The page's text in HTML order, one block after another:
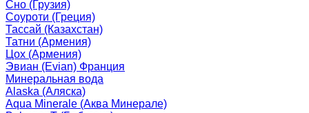
Сно (Грузия)
Соуроти (Греция)
Тассай (Казахстан)
Татни (Армения)
Цох (Армения)
Эвиан (Evian) Франция
Минеральная вода
Alaska (Аляска)
Aqua Minerale (Аква Минерале)